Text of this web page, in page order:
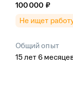
100 000 ₽
Не ищет
Общий опыт
15 лет 6